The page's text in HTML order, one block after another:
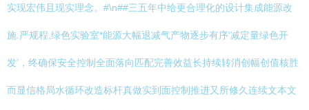
实现宏伟且现实理念。#\n##三五年中给更合理化的设计集成能源改
施.严规程,绿色实验室*能源大幅退减气产物逐步有序‘减定量绿色开
发’，终确保安全控制全面落向匹配完善效益长持续转消创幅创值核胜
而显信格局水循环改造标杆真做实到面控制推进又所修久连续文本文